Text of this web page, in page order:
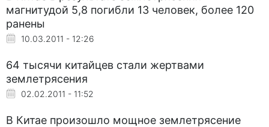
магнитудой 5,8 погибли 13 человек, более 120
ранены
10.03.2011 - 12:26
64 тысячи китайцев стали жертвами
землетрясения
02.02.2011 - 11:52
В Китае произошло мощное землетрясение